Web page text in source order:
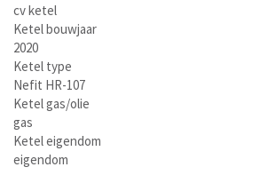
cv ketel
Ketel bouwjaar
2020
Ketel type
Nefit HR-107
Ketel gas/olie
gas
Ketel eigendom
eigendom